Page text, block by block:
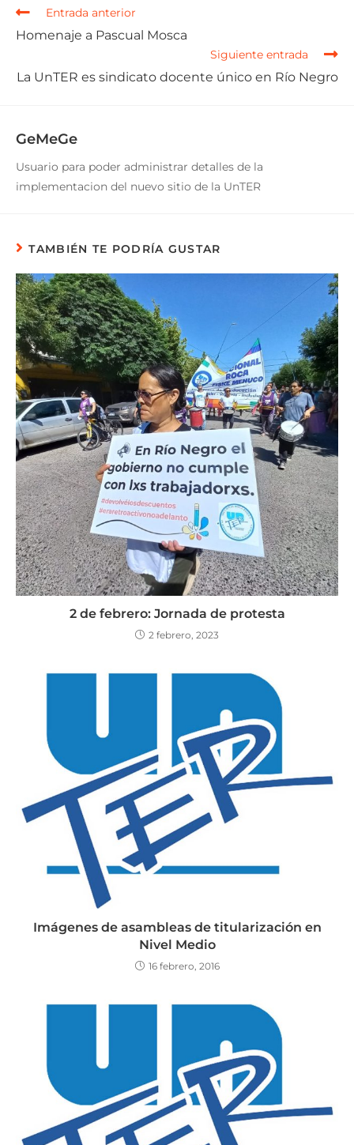
Entrada anterior
Homenaje a Pascual Mosca
Siguiente entrada
La UnTER es sindicato docente único en Río Negro
GeMeGe
Usuario para poder administrar detalles de la
implementacion del nuevo sitio de la UnTER
TAMBIÉN TE PODRÍA GUSTAR
2 de febrero: Jornada de protesta
2 febrero, 2023
Imágenes de asambleas de titularización en
Nivel Medio
16 febrero, 2016